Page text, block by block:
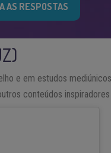
AS RESPOSTAS
e em estudos
conteúdos